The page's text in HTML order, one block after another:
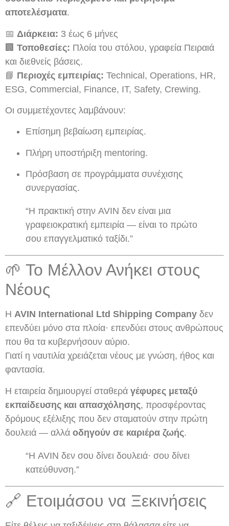
αποτελέσματα.
📅 Διάρκεια: 3 έως 6 μήνες
🏢 Τοποθεσίες: Πλοία του στόλου, γραφεία Πειραιά
και διεθνείς βάσεις.
📘 Περιοχές εμπειρίας: Technical, Operations, HR,
ESG, Commercial, Finance, IT, Safety, Crewing.
Οι συμμετέχοντες λαμβάνουν:
Επίσημη βεβαίωση εμπειρίας.
Πλήρη υποστήριξη mentoring.
Πρόσβαση σε προγράμματα συνέχισης
συνεργασίας.
“Η πρακτική στην AVIN δεν είναι μια
γραφειοκρατική εμπειρία — είναι το πρώτο
σου επαγγελματικό ταξίδι.”
🌱 Το Μέλλον Ανήκει στους
Νέους
Η AVIN International Ltd Shipping Company δεν
επενδύει μόνο στα πλοία· επενδύει στους ανθρώπους
που θα τα κυβερνήσουν αύριο.
Γιατί η ναυτιλία χρειάζεται νέους με γνώση, ήθος και
φαντασία.
Η εταιρεία δημιουργεί σταθερά γέφυρες μεταξύ
εκπαίδευσης και απασχόλησης, προσφέροντας
δρόμους εξέλιξης που δεν σταματούν στην πρώτη
δουλειά — αλλά οδηγούν σε καριέρα ζωής.
“Η AVIN δεν σου δίνει δουλειά· σου δίνει
κατεύθυνση.”
🔗 Ετοιμάσου να Ξεκινήσεις